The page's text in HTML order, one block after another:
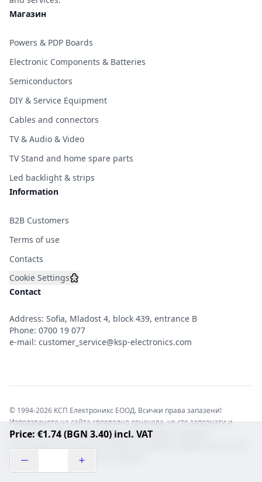
Price: €1.74 (BGN 3.40) incl. VAT
Магазин
Powers & PDP Boards
Electronic Components & Batteries
Semiconductors
DIY & Service Equipment
Cables and connectors
TV & Audio & Video
TV Stand and home spare parts
Led backlight & strips
Information
B2B Customers
Terms of use
Contacts
Cookie Settings
Contact
Address: Sofia, Mladost 4, block 439, entrance B
Phone: 0700 19 077
e-mail: customer_service@ksp-electronics.com
© 1994-2026 КСП Електроникс ЕООД. Всички права запазени!
Използването на сайта своеволно означава, че сте запознати и
съгласни с правната информация обвързваща софтуера.
отговорност с цялата сила на закона!b